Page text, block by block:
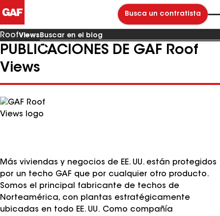
Busca un contratista
RoofViews
Buscar
PUBLICACIONES DE GAF Roof
Views
Más viviendas y negocios de EE. UU. están protegidos
por un techo GAF que por cualquier otro producto.
Somos el principal fabricante de techos de
Norteamérica, con plantas estratégicamente
ubicadas en todo EE. UU. Como compañía